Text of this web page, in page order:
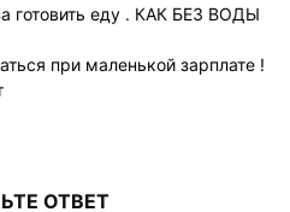
готовить еду . КАК БЕЗ ВОДЫ
при маленькой зарплате !
ОТВЕТ